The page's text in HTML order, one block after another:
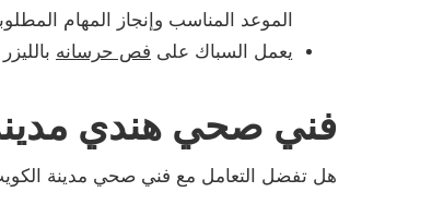
الموعد المناسب وإنجاز المهام
يعمل السباك على فص حرسانه
فني صحي هندي
هل تفضل التعامل مع فني صحي مدينة